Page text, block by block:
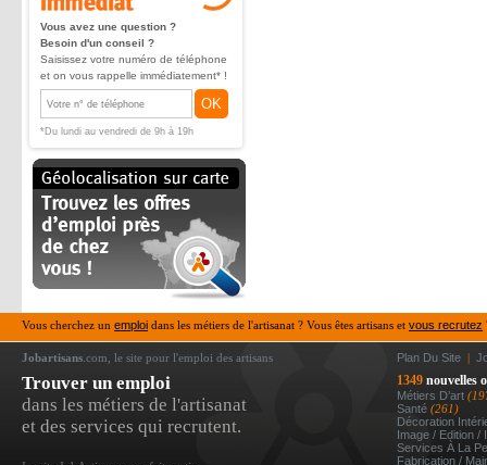
Vous avez une question ?
Besoin d'un conseil ?
Saisissez votre numéro de téléphone
et on vous rappelle immédiatement* !
OK
*Du lundi au vendredi de 9h à 19h
Vous cherchez un emploi dans les métiers de l'artisanat ? Vous êtes artisans et vous recrutez
Jobartisans .com, le site pour l'emploi des artisans Plan Du Site |
Trouver un emploi
dans les métiers de l'artisanat
et des services qui recrutent.
1349 nouvelles
Métiers D’art
Santé (261)
Décoration
Image / Edition /
Services À La
Fabrication /